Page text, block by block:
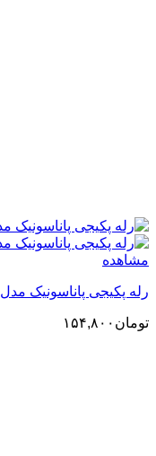
مشاهده
رله پکیجی پاناسونیک مدل ALQ105 دارای 5 ولت 5 پین 10 آمپر
تومان ۱۵۴,۸۰۰